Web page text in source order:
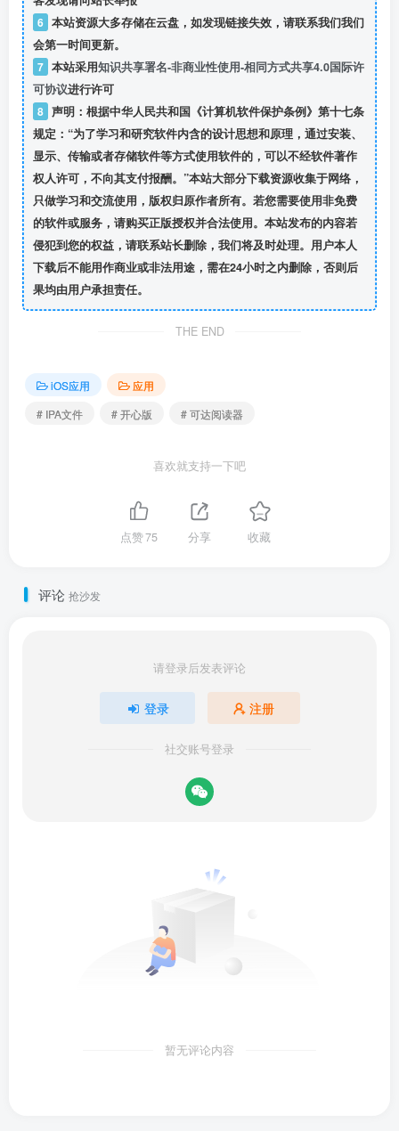
6 本站资源大多存储在云盘，如发现链接失效，请联系我们我们
会第一时间更新。
7 本站采用知识共享署名-非商业性使用-相同方式共享4.0国际许
可协议进行许可
8 声明：根据中华人民共和国《计算机软件保护条例》第十七条
规定：“为了学习和研究软件内含的设计思想和原理，通过安装、
显示、传输或者存储软件等方式使用软件的，可以不经软件著作
权人许可，不向其支付报酬。”本站大部分下载资源收集于网络，
只做学习和交流使用，版权归原作者所有。若您需要使用非免费
的软件或服务，请购买正版授权并合法使用。本站发布的内容若
侵犯到您的权益，请联系站长删除，我们将及时处理。用户本人
下载后不能用作商业或非法用途，需在24小时之内删除，否则后
果均由用户承担责任。
THE END
iOS应用
应用
# IPA文件
# 开心版 # 可达阅读器
喜欢就支持一下吧
点赞75 分享 收藏
评论 抢沙发
请登录后发表评论
登录 注册
社交账号登录
暂无评论内容